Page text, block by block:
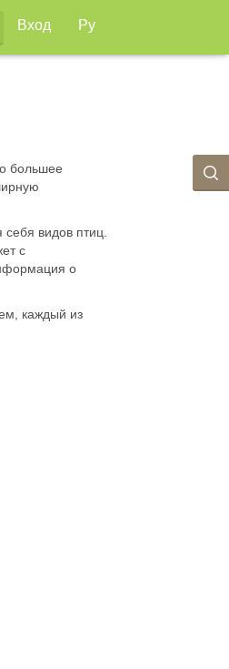
Вход Ру
большее
видов птиц.
с
о
каждый из